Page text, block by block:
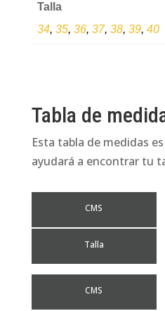
Talla
34, 35, 36, 37, 38, 39, 40
Tabla de
Esta tabla de medidas
ayudará a encontrar tu
CMS
Talla
CMS